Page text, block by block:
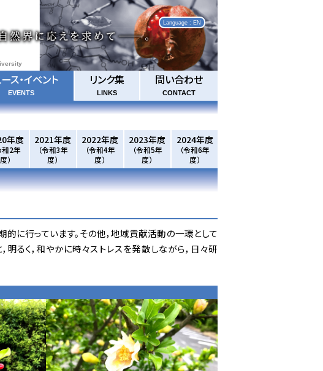
Language : EN
ス・イベント
EVENTS
リンク集
LINKS
問い合わせ
CONTACT
年度
和2年
度）
2021年度
（令和3年
度）
2022年度
（令和4年
度）
2023年度
（令和5年
度）
2024年度
（令和6年
度）
行っています。その他，地域貢献活動の一環として
るく，和やかに時々ストレスを発散しながら，日々研